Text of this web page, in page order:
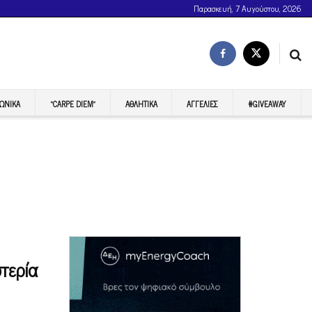
Παρασκευή, 7 Αυγούστου, 2026
“CARPE DIEM” ΑΘΛΗΤΙΚΆ ΑΓΓΕΛΊΕΣ #GIVEAWAY